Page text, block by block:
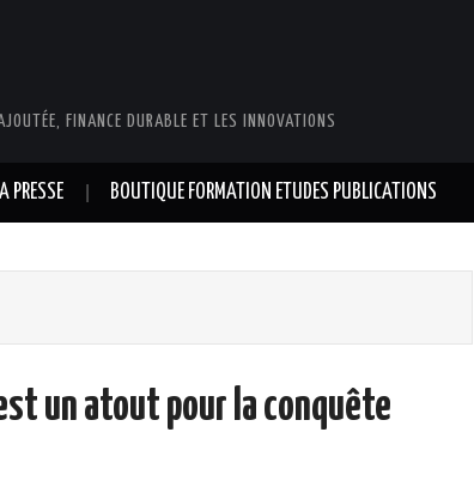
FINANCE DURABLE ET LES INNOVATIONS
PRESSE BOUTIQUE FORMATION ETUDES PUBLICATIONS
un atout pour la conquête